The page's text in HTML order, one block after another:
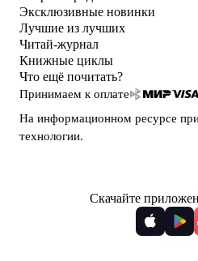
Эксклюзивные новинки
Лучшие из лучших
Читай-журнал
Книжные циклы
Что ещё почитать?
Принимаем к оплате
На информационном ресурсе
технологии.
Скачайте